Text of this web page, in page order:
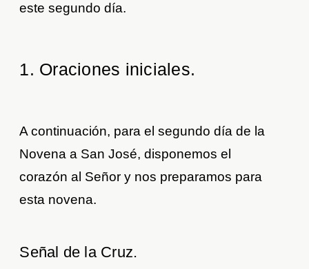
este segundo día.
1. Oraciones iniciales.
A continuación, para el segundo día de la
Novena a San José, disponemos el
corazón al Señor y nos preparamos para
esta novena.
Señal de la Cruz.